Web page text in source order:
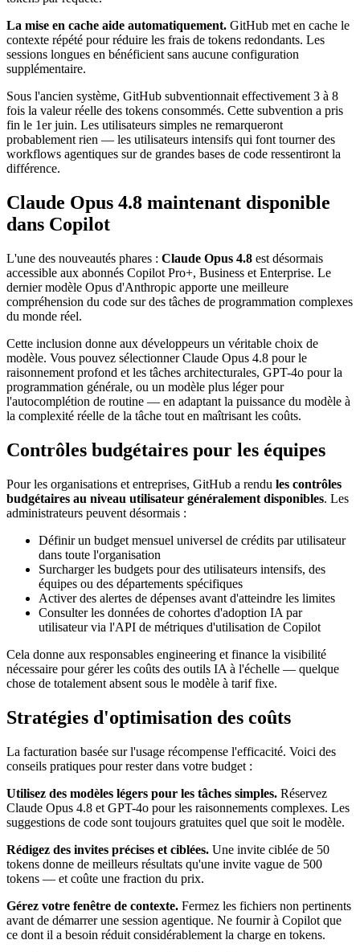
La mise en cache aide automatiquement. GitHub met en cache le
contexte répété pour réduire les frais de tokens redondants. Les
sessions longues en bénéficient sans aucune configuration
supplémentaire.
Sous l'ancien système, GitHub subventionnait effectivement 3 à 8
fois la valeur réelle des tokens consommés. Cette subvention a pris
fin le 1er juin. Les utilisateurs simples ne remarqueront
probablement rien — les utilisateurs intensifs qui font tourner des
workflows agentiques sur de grandes bases de code ressentiront la
différence.
Claude Opus 4.8 maintenant disponible
dans Copilot
L'une des nouveautés phares : Claude Opus 4.8 est désormais
accessible aux abonnés Copilot Pro+, Business et Enterprise. Le
dernier modèle Opus d'Anthropic apporte une meilleure
compréhension du code sur des tâches de programmation complexes
du monde réel.
Cette inclusion donne aux développeurs un véritable choix de
modèle. Vous pouvez sélectionner Claude Opus 4.8 pour le
raisonnement profond et les tâches architecturales, GPT-4o pour la
programmation générale, ou un modèle plus léger pour
l'autocomplétion de routine — en adaptant la puissance du modèle à
la complexité réelle de la tâche tout en maîtrisant les coûts.
Contrôles budgétaires pour les équipes
Pour les organisations et entreprises, GitHub a rendu les contrôles
budgétaires au niveau utilisateur généralement disponibles. Les
administrateurs peuvent désormais :
Définir un budget mensuel universel de crédits par utilisateur
dans toute l'organisation
Surcharger les budgets pour des utilisateurs intensifs, des
équipes ou des départements spécifiques
Activer des alertes de dépenses avant d'atteindre les limites
Consulter les données de cohortes d'adoption IA par
utilisateur via l'API de métriques d'utilisation de Copilot
Cela donne aux responsables engineering et finance la visibilité
nécessaire pour gérer les coûts des outils IA à l'échelle — quelque
chose de totalement absent sous le modèle à tarif fixe.
Stratégies d'optimisation des coûts
La facturation basée sur l'usage récompense l'efficacité. Voici des
conseils pratiques pour rester dans votre budget :
Utilisez des modèles légers pour les tâches simples. Réservez
Claude Opus 4.8 et GPT-4o pour les raisonnements complexes. Les
suggestions de code sont toujours gratuites quel que soit le modèle.
Rédigez des invites précises et ciblées. Une invite ciblée de 50
tokens donne de meilleurs résultats qu'une invite vague de 500
tokens — et coûte une fraction du prix.
Gérez votre fenêtre de contexte. Fermez les fichiers non pertinents
avant de démarrer une session agentique. Ne fournir à Copilot que
ce dont il a besoin réduit considérablement la charge en tokens.